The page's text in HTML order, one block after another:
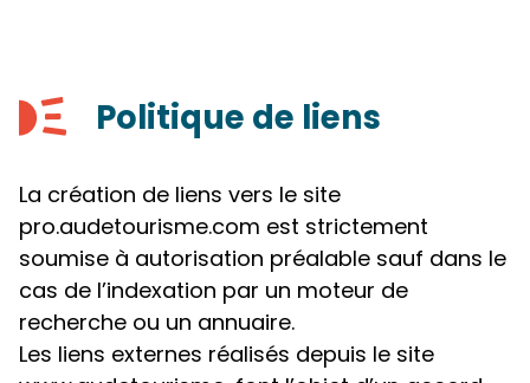
Politique de liens
La création de liens vers le site
pro.audetourisme.com est strictement
soumise à autorisation préalable sauf dans le
cas de l’indexation par un moteur de
recherche ou un annuaire.
Les liens externes réalisés depuis le site